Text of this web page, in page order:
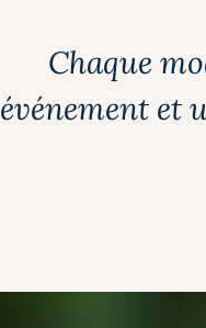
Chaque
événement et